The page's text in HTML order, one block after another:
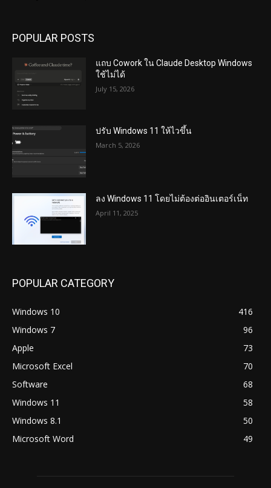
POPULAR POSTS
แถบ Cowork ใน Claude Desktop Windows
ใช้ไม่ได้
July 15, 2026
ปรับ Windows 11 ให้ไวขึ้น
March 5, 2026
ลง Windows 11 โดยไม่ต้องต่ออินเตอร์เน็ท
April 11, 2025
POPULAR CATEGORY
Windows 10
416
Windows 7
96
Apple
73
Microsoft Excel
70
Software
68
Windows 11
58
Windows 8.1
50
Microsoft Word
49